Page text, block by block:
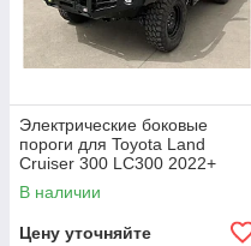
Электрические боковые
пороги для Toyota Land
Cruiser 300 LC300 2022+
Тойота крузер крузак юбки
подножки
В наличии
Цену уточняйте